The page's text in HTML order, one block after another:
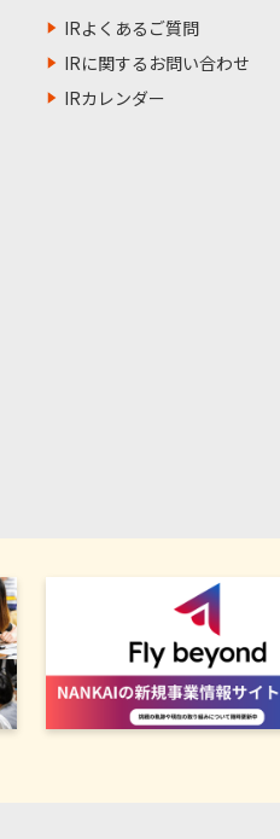
IRよくあるご質問
IRに関するお問い合わせ
IRカレンダー